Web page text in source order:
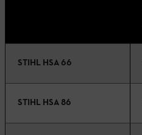
STIHL HSA 66
STIHL HSA 86